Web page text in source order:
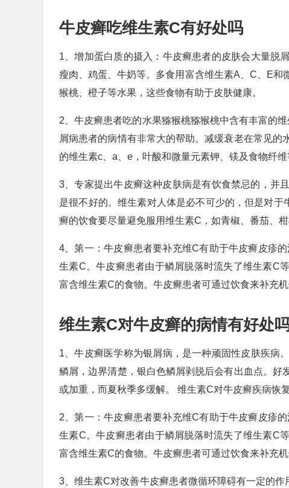
牛皮癣吃维生素C有好处吗
1、增加蛋白质的摄入：牛皮癣患者的皮肤会大量脱
瘦肉、鸡蛋、牛奶等。多食用富含维生素A、C、E
猴桃、橙子等水果，这些食物有助于皮肤健康。
2、牛皮癣患者吃的水果猕猴桃猕猴桃中含有丰富的
屑病患者的病情有非常大的帮助。减缓衰老在常见
的维生素c、a、e，叶酸和微量元素钾、镁及食物纤维
3、专家提出牛皮癣这种皮肤病是有饮食禁忌的，并
是很不好的。维生素对人体是必不可少的，但是对
癣的饮食要尽量避免服用维生素C，如青椒、番茄、
4、第一：牛皮癣患者要补充维C有助于牛皮癣皮疹
生素C。牛皮癣患者由于鳞屑脱落时流失了维生素C
富含维生素C的食物。牛皮癣患者可通过饮食来补充机
维生素C对牛皮癣的病情有好处
1、牛皮癣医学称为银屑病，是一种顽固性皮肤疾病
鳞屑，边界清楚，银白色鳞屑剥脱后会有出血点。
或加重，而夏秋季多缓解。 维生素C对牛皮癣疾病恢
2、第一：牛皮癣患者要补充维C有助于牛皮癣皮疹
生素C。牛皮癣患者由于鳞屑脱落时流失了维生素C
富含维生素C的食物。牛皮癣患者可通过饮食来补充机
3、维生素C对改善牛皮癣患者微循环障碍有一定的